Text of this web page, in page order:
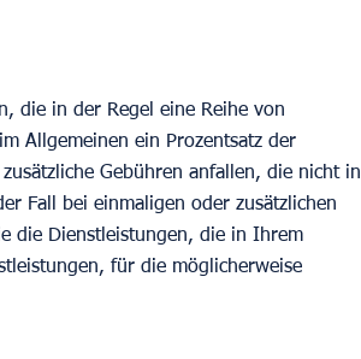
die in der Regel eine Reihe von
Allgemeinen ein Prozentsatz der
Gebühren anfallen, die nicht in
Fall bei einmaligen oder zusätzlichen
die Dienstleistungen, die in Ihrem
für die möglicherweise